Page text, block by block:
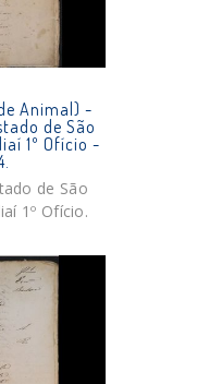
Animal) -
de São
1º Ofício -
de São
1º Ofício.